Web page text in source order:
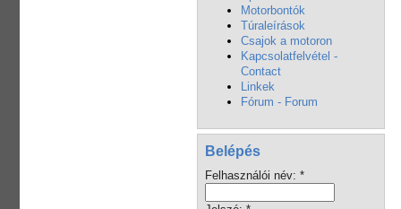
Motorbontók
Túraleírások
Csajok a motoron
Kapcsolatfelvétel -
Contact
Linkek
Fórum - Forum
Belépés
Felhasználói név: *